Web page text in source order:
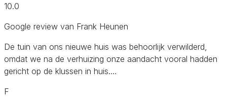
10.0
Google review van Frank Heunen
De tuin van ons nieuwe huis was behoorlijk verwilderd,
omdat we na de verhuizing onze aandacht vooral hadden
gericht op de klussen in huis.…
F